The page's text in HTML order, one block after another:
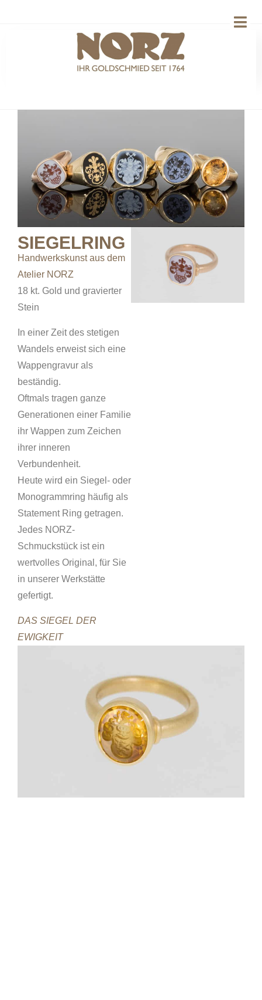
SIEGELRING
Handwerkskunst aus dem
Atelier NORZ
18 kt. Gold und gravierter
Stein
In einer Zeit des stetigen
Wandels erweist sich eine
Wappengravur als
beständig.
Oftmals tragen ganze
Generationen einer Familie
ihr Wappen zum Zeichen
ihrer inneren
Verbundenheit.
Heute wird ein Siegel- oder
Monogrammring häufig als
Statement Ring getragen.
Jedes NORZ-
Schmuckstück ist ein
wertvolles Original, für Sie
in unserer Werkstätte
gefertigt.
DAS SIEGEL DER
EWIGKEIT